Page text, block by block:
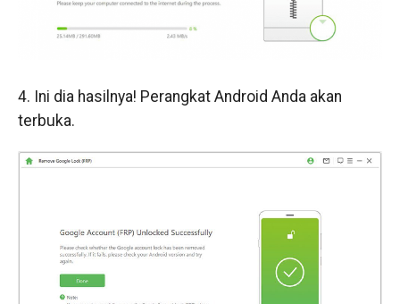
4. Ini dia hasilnya! Perangkat Android Anda akan
terbuka.